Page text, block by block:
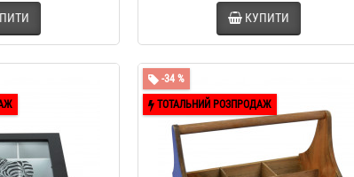
КУПИТИ
-34 %
ТОТАЛЬНИЙ РОЗПРОДАЖ